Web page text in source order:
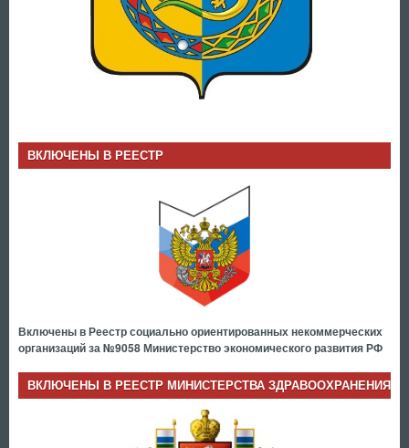
ВКЛЮЧЕНЫ В РЕЕСТР
Включены в Реестр социально ориентированных некоммерческих
организаций за №9058 Министерство экономического развития РФ
ВКЛЮЧЕНЫ В РЕЕСТР МИНИСТЕРСТВА ЗДРАВООХРАНЕНИЯ